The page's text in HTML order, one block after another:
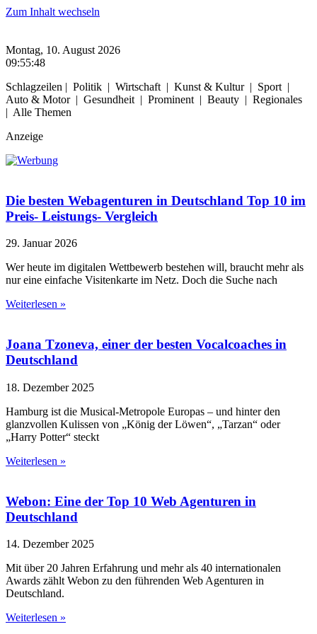
Zum Inhalt wechseln
Montag, 10. August 2026
09:55:48
Schlagzeilen | Politik | Wirtschaft | Kunst & Kultur | Sport |
Auto & Motor | Gesundheit | Prominent | Beauty | Regionales
| Alle Themen
Anzeige
Die besten Webagenturen in Deutschland Top 10 im
Preis‑ Leistungs‑ Vergleich
29. Januar 2026
Wer heute im digitalen Wettbewerb bestehen will, braucht mehr als
nur eine einfache Visitenkarte im Netz. Doch die Suche nach
Weiterlesen »
Joana Tzoneva, einer der besten Vocalcoaches in
Deutschland
18. Dezember 2025
Hamburg ist die Musical-Metropole Europas – und hinter den
glanzvollen Kulissen von „König der Löwen“, „Tarzan“ oder
„Harry Potter“ steckt
Weiterlesen »
Webon: Eine der Top 10 Web Agenturen in
Deutschland
14. Dezember 2025
Mit über 20 Jahren Erfahrung und mehr als 40 internationalen
Awards zählt Webon zu den führenden Web Agenturen in
Deutschland.
Weiterlesen »